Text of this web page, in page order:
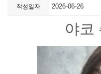
작성일자 2026-06-26
야코